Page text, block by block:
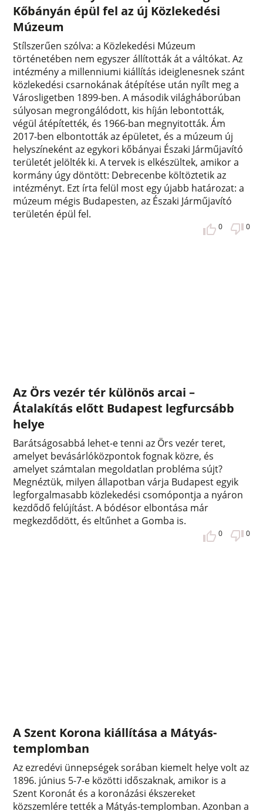
Kőbányán épül fel az új Közlekedési
Múzeum
Stílszerűen szólva: a Közlekedési Múzeum
történetében nem egyszer állították át a váltókat. Az
intézmény a millenniumi kiállítás ideiglenesnek szánt
közlekedési csarnokának átépítése után nyílt meg a
Városligetben 1899-ben. A második világháborúban
súlyosan megrongálódott, kis híján lebontották,
végül átépítették, és 1966-ban megnyitották. Ám
2017-ben elbontották az épületet, és a múzeum új
helyszíneként az egykori kőbányai Északi Járműjavító
területét jelölték ki. A tervek is elkészültek, amikor a
kormány úgy döntött: Debrecenbe költöztetik az
intézményt. Ezt írta felül most egy újabb határozat: a
múzeum mégis Budapesten, az Északi Járműjavító
területén épül fel.
0 0
Az Örs vezér tér különös arcai –
Átalakítás előtt Budapest legfurcsább
helye
Barátságosabbá lehet-e tenni az Örs vezér teret,
amelyet bevásárlóközpontok fognak közre, és
amelyet számtalan megoldatlan probléma sújt?
Megnéztük, milyen állapotban várja Budapest egyik
legforgalmasabb közlekedési csomópontja a nyáron
kezdődő felújítást. A bódésor elbontása már
megkezdődött, és eltűnhet a Gomba is.
0 0
A Szent Korona kiállítása a Mátyás-
templomban
Az ezredévi ünnepségek sorában kiemelt helye volt az
1896. június 5-7-e közötti időszaknak, amikor is a
Szent Koronát és a koronázási ékszereket
közszemlére tették a Mátyás-templomban. Azonban a